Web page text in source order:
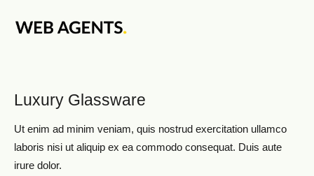
Luxury Glassware
Ut enim ad minim veniam, quis nostrud exercitation ullamco
laboris nisi ut aliquip ex ea commodo consequat. Duis aute
irure dolor.